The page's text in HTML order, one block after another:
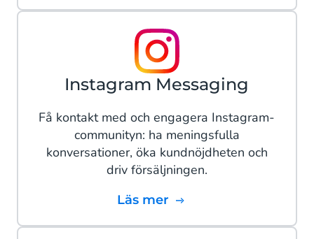
Instagram Messaging
Få kontakt med och engagera Instagram-
communityn: ha meningsfulla
konversationer, öka kundnöjdheten och
driv försäljningen.
Läs mer